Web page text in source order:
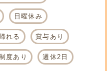
日曜休み
れる 賞与あり
度あり 週休2日